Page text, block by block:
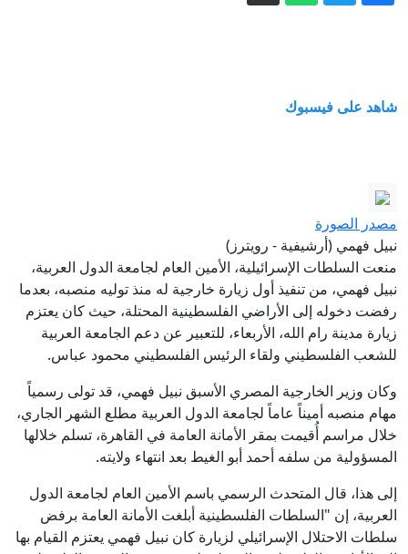
إيران مباشر.. الحرس الثوري يشترط لفتح
هرمز والكشف عن مخطط لإدخال قوات
برية إلى طهران
شاهد على فيسبوك
مصدر الصورة
نبيل فهمي (أرشيفية - رويترز)
منعت السلطات الإسرائيلية، الأمين العام لجامعة الدول العربية،
نبيل فهمي، من تنفيذ أول زيارة خارجية له منذ توليه منصبه، بعدما
رفضت دخوله إلى الأراضي الفلسطينية المحتلة، حيث كان يعتزم
زيارة مدينة رام الله، الأربعاء، للتعبير عن دعم الجامعة العربية
للشعب الفلسطيني ولقاء الرئيس الفلسطيني محمود عباس.
وكان وزير الخارجية المصري الأسبق نبيل فهمي، قد تولى رسمياً
مهام منصبه أميناً عاماً لجامعة الدول العربية مطلع الشهر الجاري،
خلال مراسم أُقيمت بمقر الأمانة العامة في القاهرة، تسلم خلالها
المسؤولية من سلفه أحمد أبو الغيط بعد انتهاء ولايته.
إلى هذا، قال المتحدث الرسمي باسم الأمين العام لجامعة الدول
العربية، إن "السلطات الفلسطينية أبلغت الأمانة العامة برفض
سلطات الاحتلال الإسرائيلي لزيارة كان نبيل فهمي يعتزم القيام بها